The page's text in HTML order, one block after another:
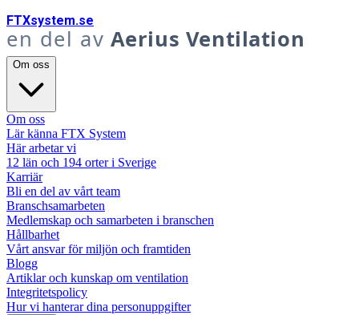
FTXsystem.se
en del av Aerius Ventilation
Om oss
Om oss
Lär känna FTX System
Här arbetar vi
12 län och 194 orter i Sverige
Karriär
Bli en del av vårt team
Branschsamarbeten
Medlemskap och samarbeten i branschen
Hållbarhet
Vårt ansvar för miljön och framtiden
Blogg
Artiklar och kunskap om ventilation
Integritetspolicy
Hur vi hanterar dina personuppgifter